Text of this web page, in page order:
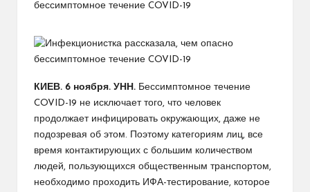
КИЕВ. 6 ноября. УНН. Бессимптомное течение
COVID-19 не исключает того, что человек
продолжает инфицировать окружающих, даже не
подозревая об этом. Поэтому категориям лиц, все
время контактирующих с большим количеством
людей, пользующихся общественным транспортом,
необходимо проходить ИФА-тестирование, которое